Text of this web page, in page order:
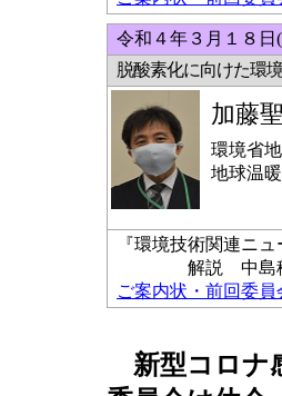
令和４年３月１８
脱酸素化に向けた環
加藤
環境省
地球温
『環境技術関連ニ
解説 中島稔科
ご案内状・前回委員
新型コロナ